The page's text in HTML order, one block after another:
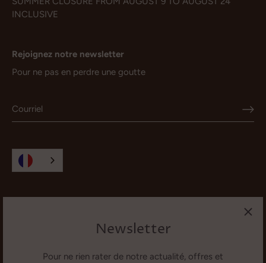
Newsletter
Pour ne rien rater de notre actualité, offres et
INCLUSIVE
Rejoignez notre newsletter
Pour ne pas en perdre une goutte